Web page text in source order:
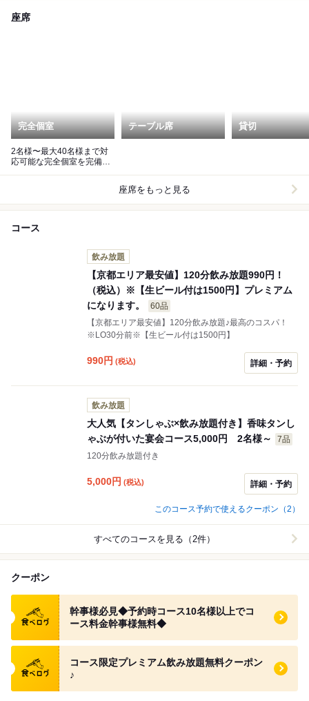
座席
完全個室
2名様〜最大40名様まで対
応可能な完全個室を完備し
テーブル席 貸切
座席をもっと見る
コース
飲み放題
【京都エリア最安値】120分飲み放題990円！
（税込）※【生ビール付は1500円】プレミアム
になります。
60品
【京都エリア最安値】120分飲み放題♪最高のコスパ！
※LO30分前※【生ビール付は1500円】
990円 (税込) 詳細・予約
飲み放題
大人気【タンしゃぶ×飲み放題付き】香味タンし
ゃぶが付いた宴会コース5,000円 2名様～
7品
120分飲み放題付き
5,000円 (税込) 詳細・予約
このコース予約で使えるクーポン（2）
すべてのコースを見る（2件）
クーポン
食べログ クーポン
幹事様必見◆予約時コース10名様以上でコ
ース料金幹事様無料◆
食べログ クーポン
コース限定プレミアム飲み放題無料クーポン
♪